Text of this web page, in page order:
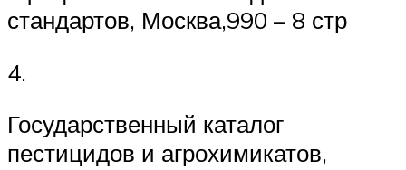
стандартов, Москва,990 – 8 стр
4.
Государственный каталог
пестицидов и агрохимикатов,